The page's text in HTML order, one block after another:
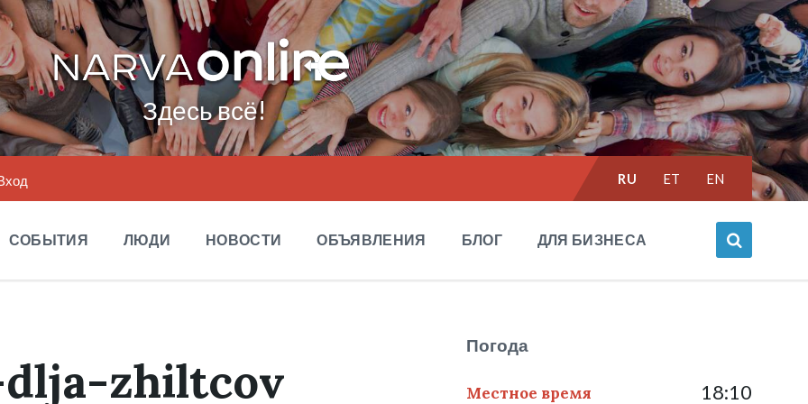
Здесь всё!
Выбрать
язык:RU ET EN
СОБЫТИЯ ЛЮДИ НОВОСТИ ОБЪЯВЛЕНИЯ БЛОГ ДЛЯ БИЗНЕСА
zhiltcov
Погода
Местное время 18:10